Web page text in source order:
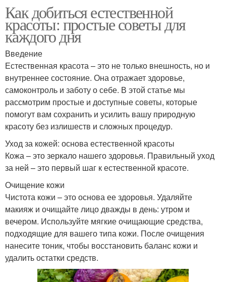
Как добиться естественной
красоты: простые советы для
каждого дня
Введение
Естественная красота – это не только внешность, но и
внутреннее состояние. Она отражает здоровье,
самоконтроль и заботу о себе. В этой статье мы
рассмотрим простые и доступные советы, которые
помогут вам сохранить и усилить вашу природную
красоту без излишеств и сложных процедур.
Уход за кожей: основа естественной красоты
Кожа – это зеркало нашего здоровья. Правильный уход
за ней – это первый шаг к естественной красоте.
Очищение кожи
Чистота кожи – это основа ее здоровья. Удаляйте
макияж и очищайте лицо дважды в день: утром и
вечером. Используйте мягкие очищающие средства,
подходящие для вашего типа кожи. После очищения
нанесите тоник, чтобы восстановить баланс кожи и
удалить остатки средств.